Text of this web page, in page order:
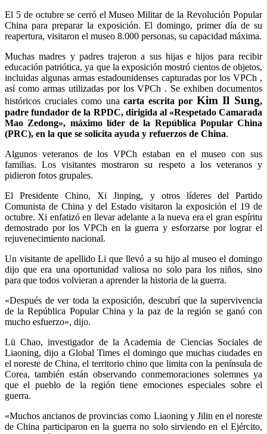
El 5 de octubre se cerró el Museo Militar de la Revolución Popular
China para preparar la exposición. El domingo, primer día de su
reapertura, visitaron el museo 8.000 personas, su capacidad máxima.
Muchas madres y padres trajeron a sus hijas e hijos para recibir
educación patriótica, ya que la exposición mostró cientos de objetos,
incluidas algunas armas estadounidenses capturadas por los VPCh ,
así como armas utilizadas por los VPCh . Se exhiben documentos
históricos cruciales como unacarta escrita por Kim Il Sung,
padre fundador de la RPDC, dirigida al «Respetado Camarada
Mao Zedong», máximo líder de la República Popular China
(PRC), en la que se solicita ayuda y refuerzos de China.
Algunos veteranos de los VPCh estaban en el museo con sus
familias. Los visitantes mostraron su respeto a los veteranos y
pidieron fotos grupales.
El Presidente Chino, Xi Jinping, y otros líderes del Partido
Comunista de China y del Estado visitaron la exposición el 19 de
octubre. Xi enfatizó en llevar adelante a la nueva era el gran espíritu
demostrado por los VPCh en la guerra y esforzarse por lograr el
rejuvenecimiento nacional.
Un visitante de apellido Li que llevó a su hijo al museo el domingo
dijo que era una oportunidad valiosa no solo para los niños, sino
para que todos volvieran a aprender la historia de la guerra.
«Después de ver toda la exposición, descubrí que la supervivencia
de la República Popular China y la paz de la región se ganó con
mucho esfuerzo», dijo.
Lü Chao, investigador de la Academia de Ciencias Sociales de
Liaoning, dijo a Global Times el domingo que muchas ciudades en
el noreste de China, el territorio chino que limita con la península de
Corea, también están observando conmemoraciones solemnes ya
que el pueblo de la región tiene emociones especiales sobre el
guerra.
«Muchos ancianos de provincias como Liaoning y Jilin en el noreste
de China participaron en la guerra no solo sirviendo en el Ejército,